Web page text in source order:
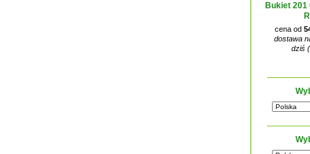
Bukiet 201
cena od
dostawa
dziś